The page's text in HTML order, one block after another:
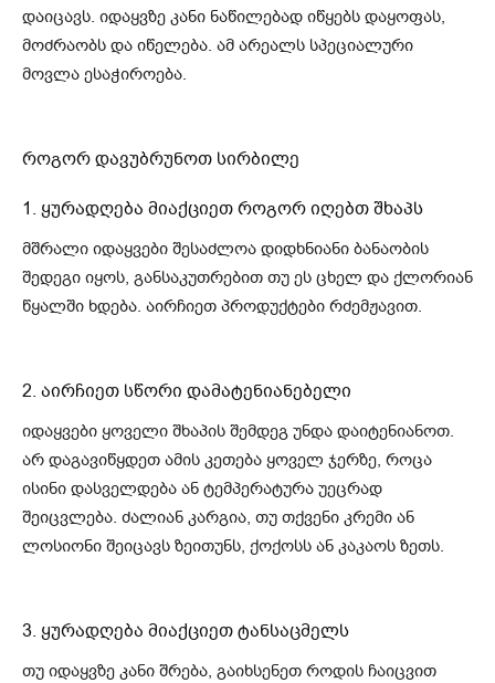
დაიცავს. იდაყვზე კანი ნაწილებად იწყებს დაყოფას,
მოძრაობს და იწელება. ამ არეალს სპეციალური
მოვლა ესაჭიროება.
როგორ დავუბრუნოთ სირბილე
1. ყურადღება მიაქციეთ როგორ იღებთ შხაპს
მშრალი იდაყვები შესაძლოა დიდხნიანი ბანაობის
შედეგი იყოს, განსაკუთრებით თუ ეს ცხელ და ქლორიან
წყალში ხდება. აირჩიეთ პროდუქტები რძემჟავით.
2. აირჩიეთ სწორი დამატენიანებელი
იდაყვები ყოველი შხაპის შემდეგ უნდა დაიტენიანოთ.
არ დაგავიწყდეთ ამის კეთება ყოველ ჯერზე, როცა
ისინი დასველდება ან ტემპერატურა უეცრად
შეიცვლება. ძალიან კარგია, თუ თქვენი კრემი ან
ლოსიონი შეიცავს ზეითუნს, ქოქოსს ან კაკაოს ზეთს.
3. ყურადღება მიაქციეთ ტანსაცმელს
თუ იდაყვზე კანი შრება, გაიხსენეთ როდის ჩაიცვით